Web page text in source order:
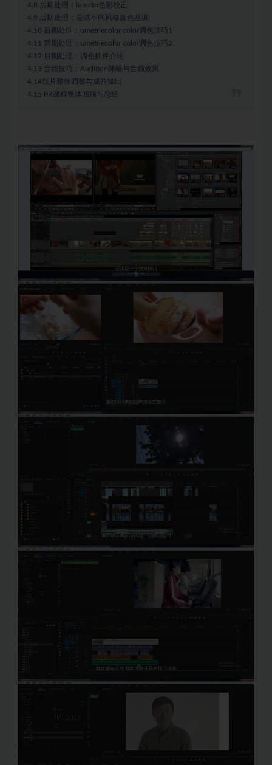
4.8 后期处理：lumetri色彩校正
4.9 后期处理：尝试不同风格颜色基调
4.10 后期处理：umetriecolor color调色技巧1
4.11 后期处理：umetriecolor color调色技巧2
4.12 后期处理：调色插件介绍
4.13 音频技巧：Audition降噪与音频效果
4.14短片整体调整与成片输出
4.15 PR课程整体回顾与总结